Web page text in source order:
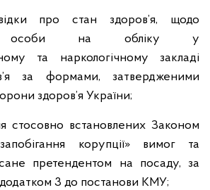
про стан здоров’я, щодо
особи на обліку у
та наркологічному закладі
за формами, затвердженими
здоров’я України;
стосовно встановлених Законом
корупції» вимог та
претендентом на посаду, за
3 до постанови КМУ;